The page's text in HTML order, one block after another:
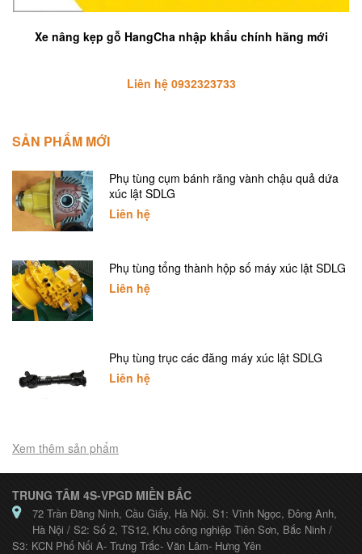
Xe nâng kẹp gỗ HangCha nhập khẩu chính hãng mới
Liên hệ 0932323733
SẢN PHẨM MỚI
Phụ tùng cụm bánh răng vành chậu quả dứa
xúc lật SDLG
Liên hệ
Phụ tùng tổng thành hộp số máy xúc lật SDLG
Liên hệ
Phụ tùng trục các đăng máy xúc lật SDLG
Liên hệ
Xem thêm sản phẩm
TRUNG TÂM 4S-VPGD MIỀN BẮC
72 Trần Đăng Ninh, Cầu Giấy, Hà Nội. S1: Vĩnh Ngọc, Đông Anh,
Hà Nội / S2: Số 2, TS12, Khu công nghiệp Tiên Sơn, Bắc Ninh /
S3: KCN Phố Nối A- Trưng Trắc- Văn Lâm- Hưng Yên